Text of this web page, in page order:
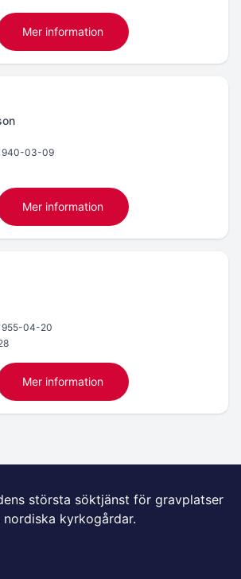
Mer information
03-09
Mer information
04-20
Mer information
största söktjänst för gravplatser
kyrkogårdar.